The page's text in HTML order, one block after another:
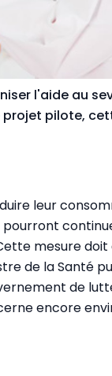
l'aide au
projet pilote,
leur
mesure
de la Santé
de
encore